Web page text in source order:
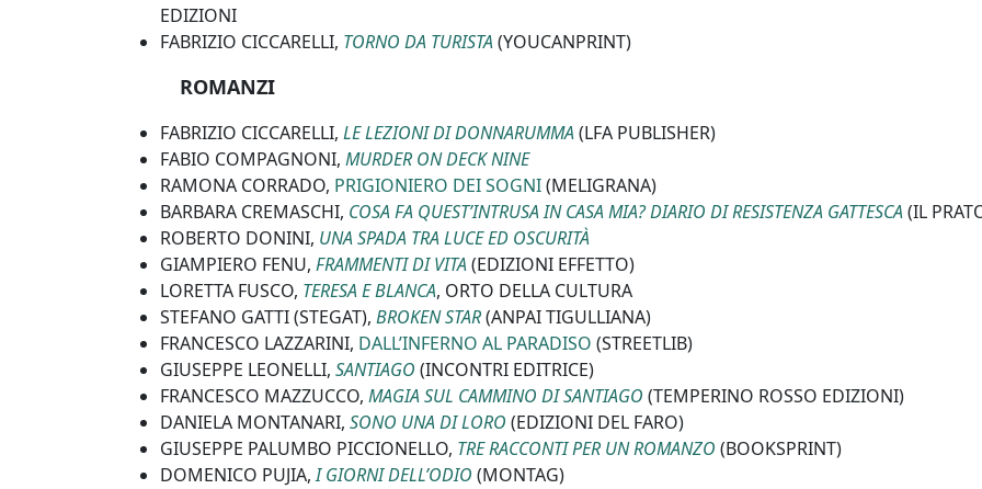
EDIZIONI
FABRIZIO CICCARELLI, TORNO DA TURISTA(YOUCANPRINT)
ROMANZI
FABRIZIO CICCARELLI, LE LEZIONI DI DONNARUMMA(LFA PUBLISHER)
FABIO COMPAGNONI, MURDER ON DECK NINE
RAMONA CORRADO, PRIGIONIERO DEI SOGNI(MELIGRANA)
BARBARA CREMASCHI, COSA FA QUEST’INTRUSA IN CASA MIA? DIARIO DI RESISTENZA GATTESCA(IL
ROBERTO DONINI, UNA SPADA TRA LUCE ED OSCURITÀ
GIAMPIERO FENU, FRAMMENTI DI VITA(EDIZIONI EFFETTO)
LORETTA FUSCO, TERESA E BLANCA, ORTO DELLA CULTURA
STEFANO GATTI (STEGAT), BROKEN STAR(ANPAI TIGULLIANA)
FRANCESCO LAZZARINI, DALL’INFERNO AL PARADISO (STREETLIB)
GIUSEPPE LEONELLI, SANTIAGO (INCONTRI EDITRICE)
FRANCESCO MAZZUCCO, MAGIA SUL CAMMINO DI SANTIAGO (TEMPERINO ROSSO EDIZIONI)
DANIELA MONTANARI, SONO UNA DI LORO (EDIZIONI DEL FARO)
GIUSEPPE PALUMBO PICCIONELLO, TRE RACCONTI PER UN ROMANZO (BOOKSPRINT)
DOMENICO PUJIA,I GIORNI DELL’ODIO (MONTAG)